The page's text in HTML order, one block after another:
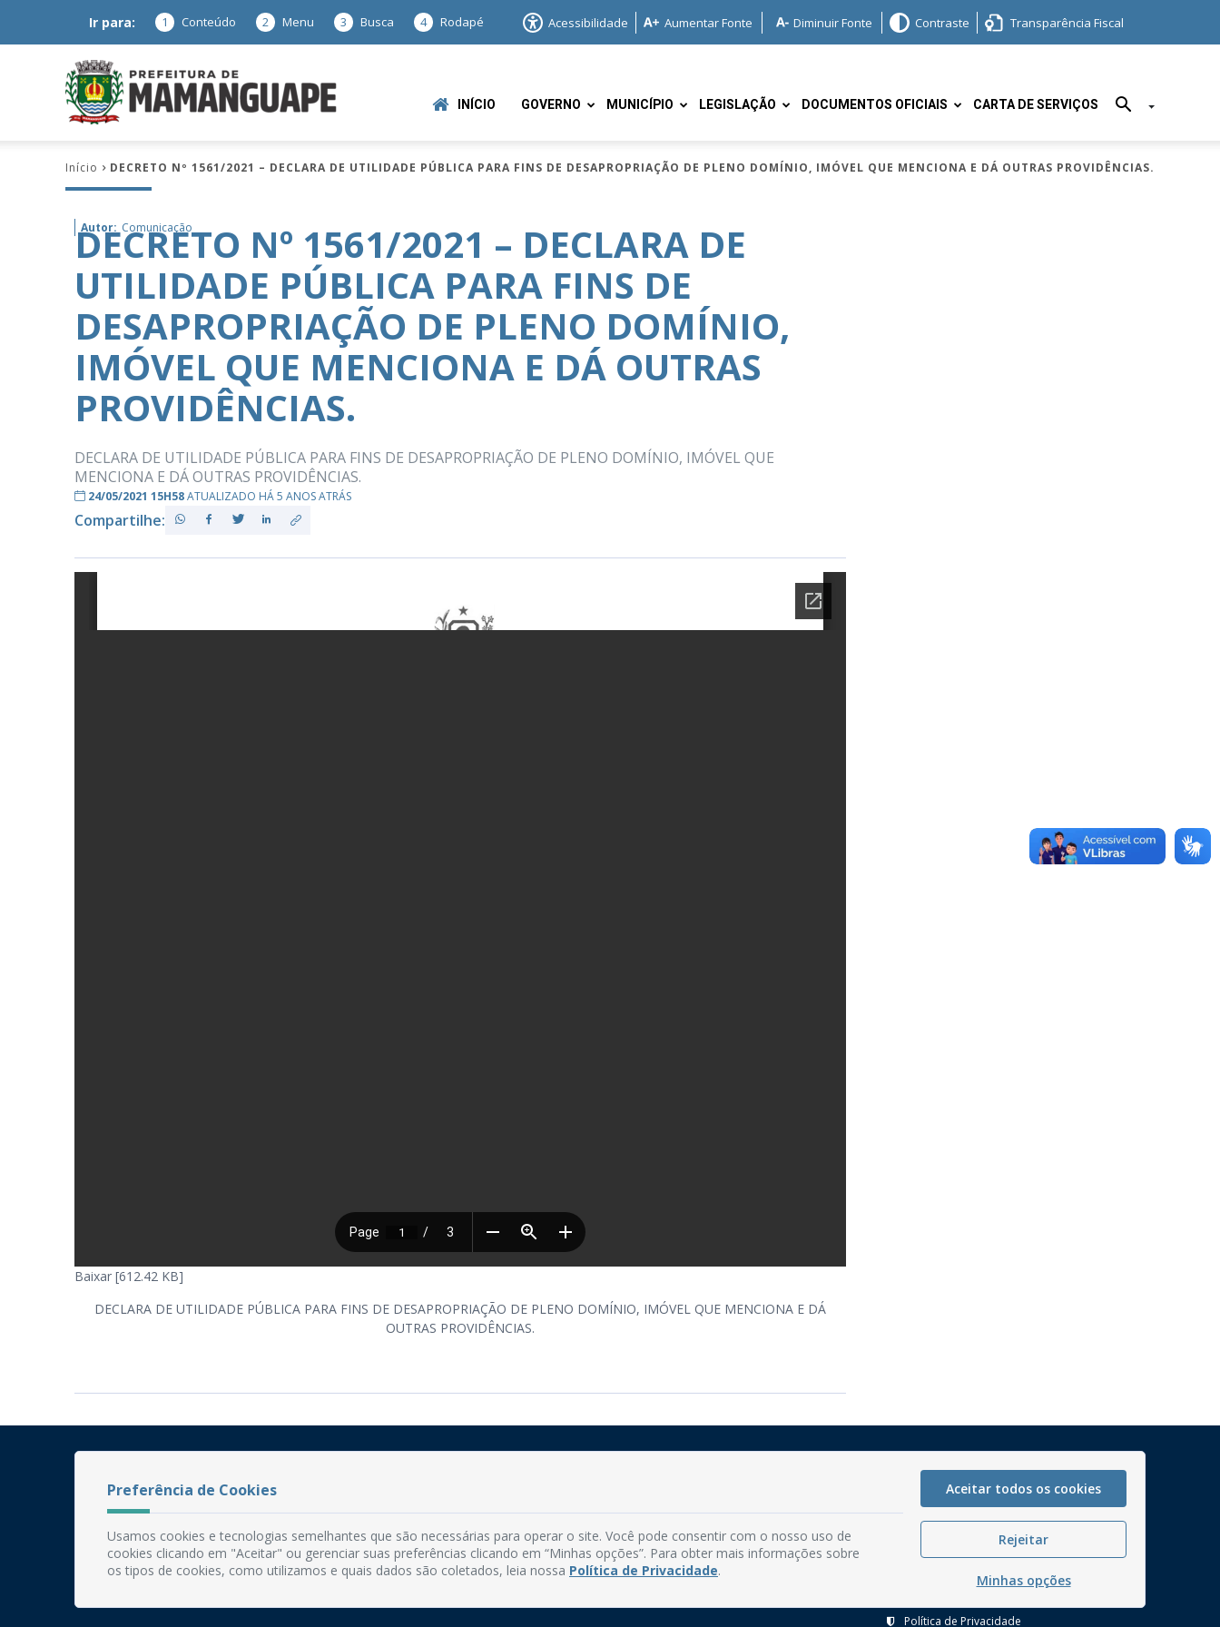
Ir para: 1 Conteúdo 2 Menu 3 Busca 4 Rodapé Acessibilidade Aumentar Fonte Diminuir Fonte Contraste Transparência Fiscal
Mamanguape
–
PB
INÍCIO GOVERNO MUNICÍPIO LEGISLAÇÃO DOCUMENTOS OFICIAIS CARTA DE SERVIÇOS
Início DECRETO Nº 1561/2021 – DECLARA DE UTILIDADE PÚBLICA PARA FINS DE DESAPROPRIAÇÃO DE PLENO DOMÍNIO, IMÓVEL QUE MENCIONA E DÁ OUTRAS PROVIDÊNCIAS.
Autor: Comunicação
DECRETO Nº 1561/2021 – DECLARA DE
UTILIDADE PÚBLICA PARA FINS DE
DESAPROPRIAÇÃO DE PLENO DOMÍNIO,
IMÓVEL QUE MENCIONA E DÁ OUTRAS
PROVIDÊNCIAS.
DECLARA DE UTILIDADE PÚBLICA PARA FINS DE DESAPROPRIAÇÃO DE PLENO DOMÍNIO, IMÓVEL QUE
MENCIONA E DÁ OUTRAS PROVIDÊNCIAS.
24/05/2021 15H58ATUALIZADO HÁ 5 ANOS ATRÁS
Compartilhe:
Baixar [612.42 KB]
DECLARA DE UTILIDADE PÚBLICA PARA FINS DE DESAPROPRIAÇÃO DE PLENO DOMÍNIO, IMÓVEL QUE MENCIONA E DÁ
OUTRAS PROVIDÊNCIAS.
Fone: (83) 3292-2246
Email: comunicacao@mamanguape.pb.gov.br
Expediente: Segunda à Sexta, das 08h às 13h
Perguntas frequentes
Manual de Navegação
Política de Privacidade
Preferência de Cookies
Usamos cookies e tecnologias semelhantes que são necessárias para operar o site. Você pode consentir com o nosso uso de
cookies clicando em "Aceitar" ou gerenciar suas preferências clicando em “Minhas opções”. Para obter mais informações sobre
os tipos de cookies, como utilizamos e quais dados são coletados, leia nossa Política de Privacidade.
Aceitar todos os cookies
Rejeitar
Minhas opções